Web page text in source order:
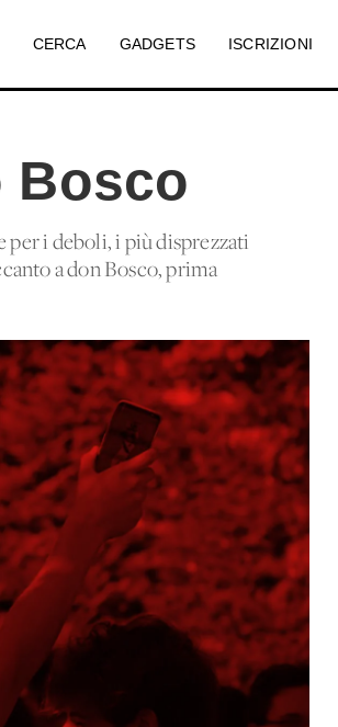
CERCA GADGETS ISCRIZIONI
Bosco
per i deboli, i più disprezzati
a don Bosco, prima